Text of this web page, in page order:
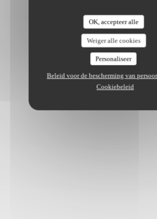
OK, accepteer alle
Weiger alle cookies
Personaliseer
Beleid voor de bescherming van
Cookiebeleid